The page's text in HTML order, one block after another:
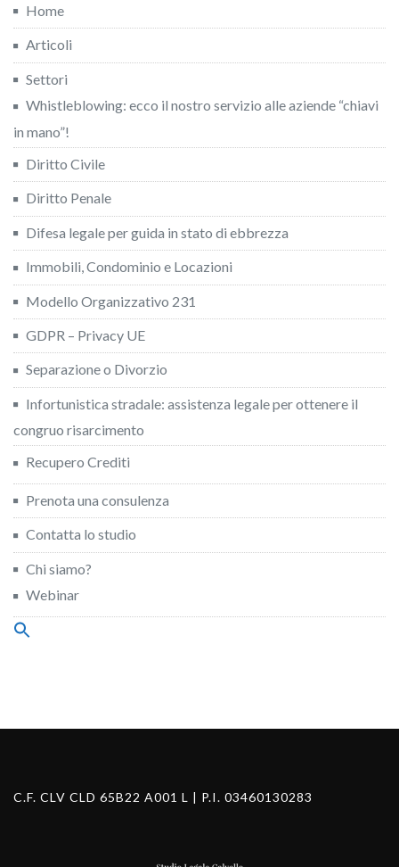
Home
Articoli
Settori
Whistleblowing: ecco il nostro servizio alle aziende “chiavi
in mano”!
Diritto Civile
Diritto Penale
Difesa legale per guida in stato di ebbrezza
Immobili, Condominio e Locazioni
Modello Organizzativo 231
GDPR – Privacy UE
Separazione o Divorzio
Infortunistica stradale: assistenza legale per ottenere il
congruo risarcimento
Recupero Crediti
Prenota una consulenza
Contatta lo studio
Chi siamo?
Webinar
Search
C.F. CLV CLD 65B22 A001 L | P.I. 03460130283